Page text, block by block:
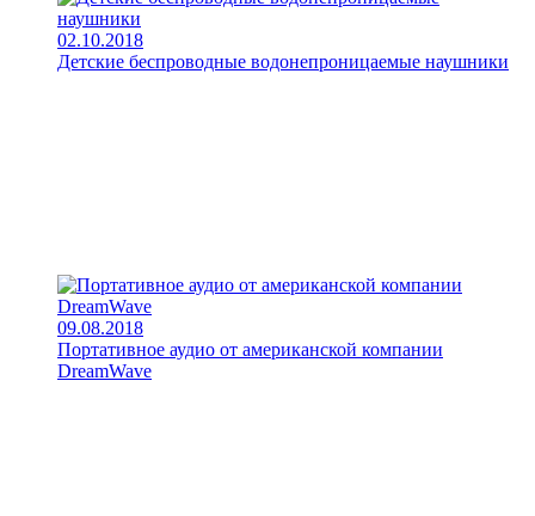
02.10.2018
Детские беспроводные водонепроницаемые наушники
09.08.2018
Портативное аудио от американской компании
DreamWave